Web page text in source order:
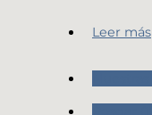
Leer más